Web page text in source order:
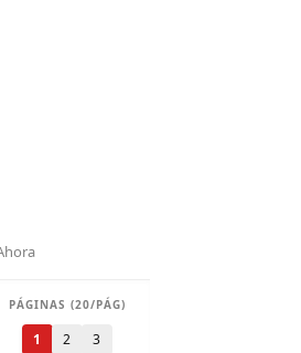
PÁGINAS (20/PÁG)
1 2 3